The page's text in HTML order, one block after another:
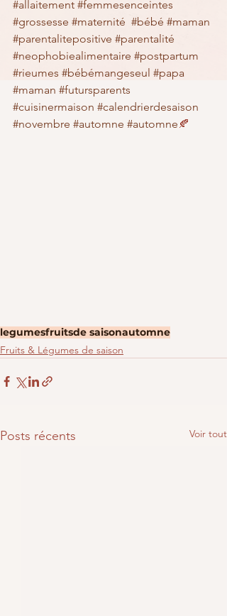
#allaitement #femmesenceintes
#grossesse #maternité #bébé #maman
#parentalitepositive #parentalité
#neophobiealimentaire #postpartum
#rieumes #bébémangeseul #papa
#maman #futursparents
#cuisinermaison #calendrierdesaison
#novembre #automne #automne🍂
legumesfruitsde saisonautomne
Fruits & Légumes de saison
Posts récents Voir tout